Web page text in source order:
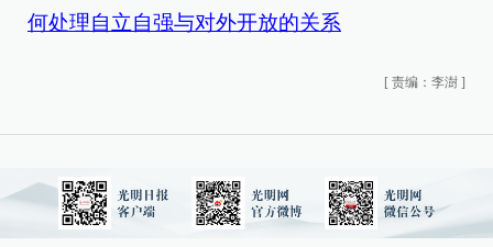
何处理自立自强与对外开放的关系
[ 责编：李澍 ]